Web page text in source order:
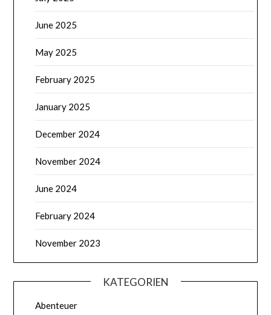
June 2025
May 2025
February 2025
January 2025
December 2024
November 2024
June 2024
February 2024
November 2023
KATEGORIEN
Abenteuer